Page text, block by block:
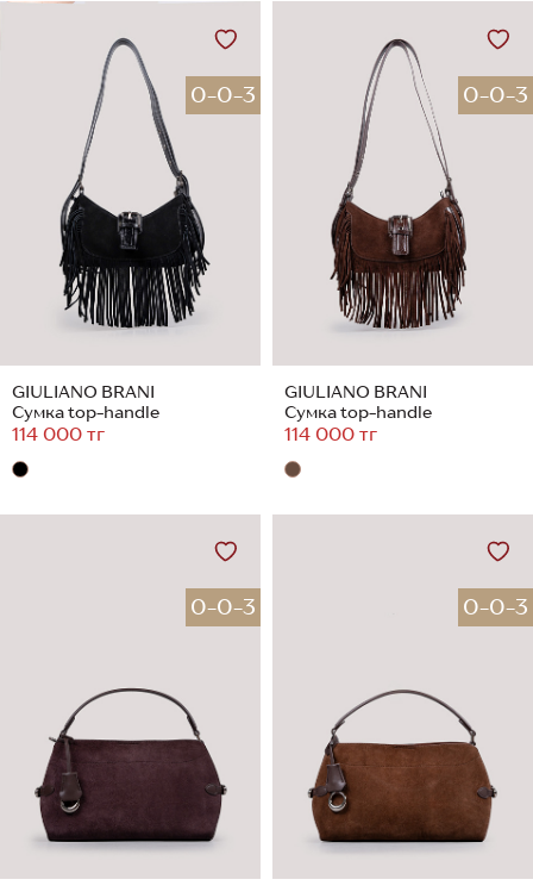
0-0-3
GIULIANO BRANI
Сумка top-handle
114 000 тг
0-0-3
GIULIANO BRANI
Сумка top-handle
114 000 тг
0-0-3 0-0-3